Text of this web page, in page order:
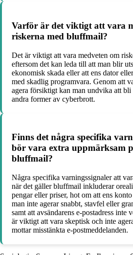
Varför är det viktigt att vara
riskerna med bluffmail?
Det är viktigt att vara medveten om
eftersom det kan leda till att man blir
ekonomisk skada eller att ens dator
med skadlig programvara. Genom att
agera försiktigt kan man undvika att
andra former av cyberbrott.
Finns det några specifika
bör vara extra uppmärksam
bluffmail?
Några specifika varningssignaler att
när det gäller bluffmail inkluderar
pengar eller priser, hot om att ens
man inte agerar snabbt, stavfel eller
samt att avsändarens e-postadress inte
är viktigt att vara skeptisk och inte
mottar misstänkta e-postmeddelanden.